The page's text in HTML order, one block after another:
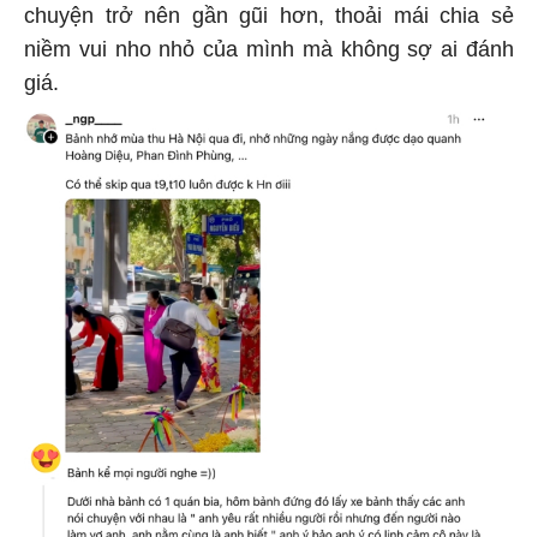
chuyện trở nên gần gũi hơn, thoải mái chia sẻ
niềm vui nho nhỏ của mình mà không sợ ai đánh
giá.